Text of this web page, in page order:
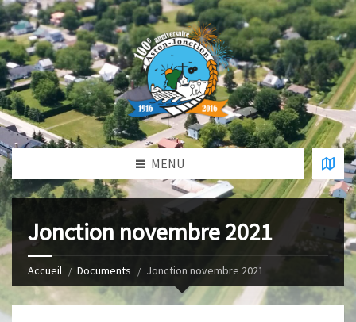
MENU
Jonction novembre 2021
Accueil Documents Jonction novembre 2021